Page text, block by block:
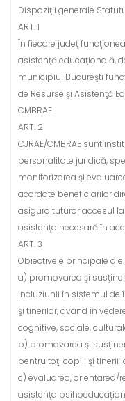
Dispoziţii generale
ART. 1
În fiecare judeţ
asistenţă educaţională,
municipiul Bucureşti
de Resurse şi Asistenţă
CMBRAE.
ART. 2
CJRAE/CMBRAE sunt
personalitate juridică,
monitorizarea şi
acordate beneficiarilor
asigura tuturor accesul
asistenţa necesară în
ART. 3
Obiectivele principale ale
a) promovarea şi
incluziunii în sistemul
şi tinerilor, având în
cognitive, sociale,
b) promovarea şi
pentru toţi copiii şi tinerii
c) evaluarea, orientarea/
asistenţa